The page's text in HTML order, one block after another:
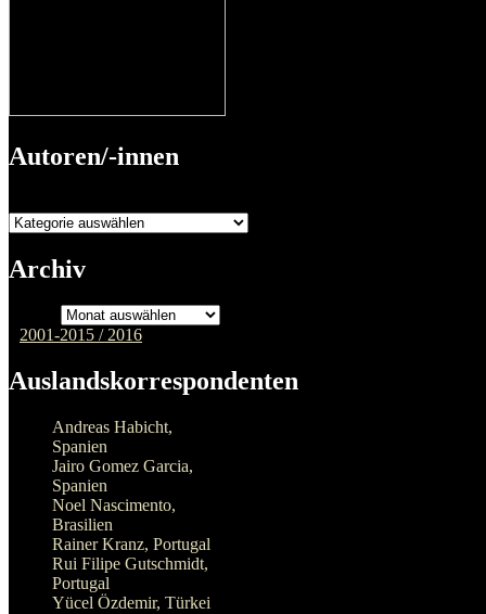
Autoren/-innen
Archiv
2001-2015 /2016
Auslandskorrespondenten
Andreas Habicht,
Spanien
Jairo Gomez Garcia,
Spanien
Noel Nascimento,
Brasilien
Rainer Kranz, Portugal
Rui Filipe Gutschmidt,
Portugal
Yücel Özdemir, Türkei